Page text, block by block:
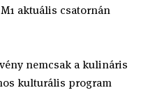
aktuális csatornán
nemcsak a kulináris
kulturális program